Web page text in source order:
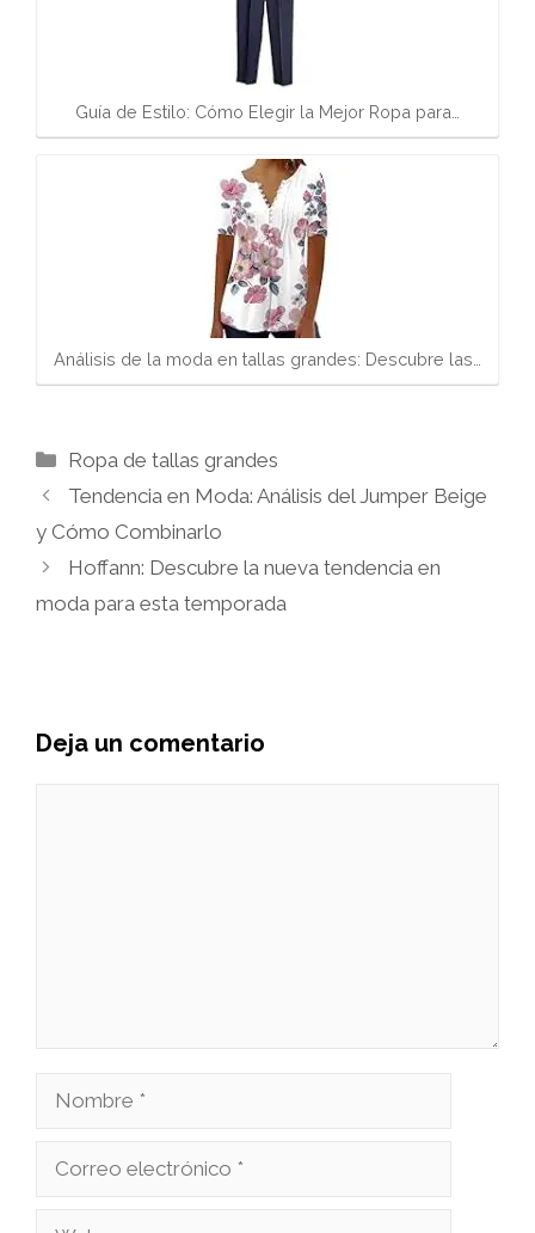
Guía de Estilo: Cómo Elegir la Mejor Ropa para…
Análisis de la moda en tallas grandes: Descubre las…
Categorías
Ropa de tallas grandes
Tendencia en Moda: Análisis del Jumper Beige
y Cómo Combinarlo
Hoffann: Descubre la nueva tendencia en
moda para esta temporada
Deja un comentario
Nombre
Correo
Web